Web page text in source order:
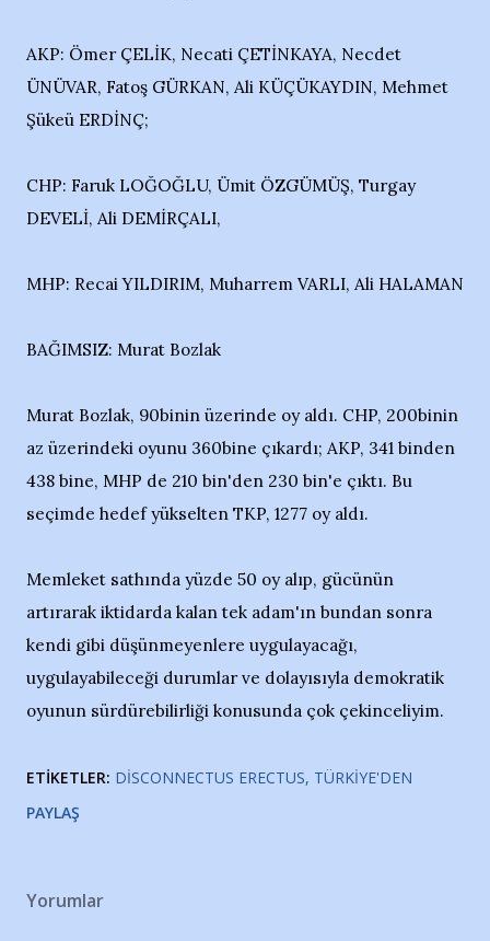
AKP: Ömer ÇELİK, Necati ÇETİNKAYA, Necdet
ÜNÜVAR, Fatoş GÜRKAN, Ali KÜÇÜKAYDIN, Mehmet
Şükeü ERDİNÇ;
CHP: Faruk LOĞOĞLU, Ümit ÖZGÜMÜŞ, Turgay
DEVELİ, Ali DEMİRÇALI,
MHP: Recai YILDIRIM, Muharrem VARLI, Ali HALAMAN
BAĞIMSIZ: Murat Bozlak
Murat Bozlak, 90binin üzerinde oy aldı. CHP, 200binin
az üzerindeki oyunu 360bine çıkardı; AKP, 341 binden
438 bine, MHP de 210 bin'den 230 bin'e çıktı. Bu
seçimde hedef yükselten TKP, 1277 oy aldı.
Memleket sathında yüzde 50 oy alıp, gücünün
artırarak iktidarda kalan tek adam'ın bundan sonra
kendi gibi düşünmeyenlere uygulayacağı,
uygulayabileceği durumlar ve dolayısıyla demokratik
oyunun sürdürebilirliği konusunda çok çekinceliyim.
ETIKETLER: DISCONNECTUS ERECTUS TÜRKIYE'DEN
PAYLAŞ
Yorumlar